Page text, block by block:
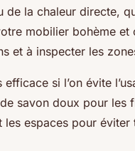
de la chaleur directe,
mobilier bohème et
et à inspecter les
si l’on évite
savon doux pour les
les espaces pour